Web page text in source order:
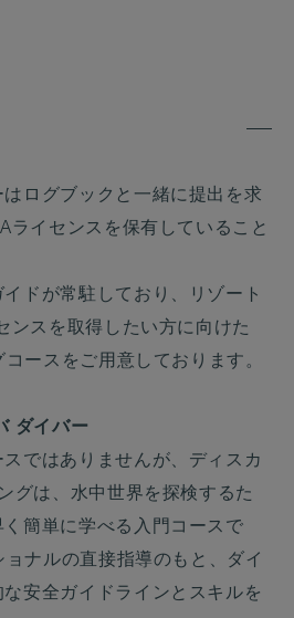
ログブックと一緒に提出を求
ライセンスを保有していること
ドが常駐しており、リゾート
ンスを取得したい方に向けた
ースをご用意しております。
ダイバー
ではありませんが、ディスカ
グは、水中世界を探検するた
簡単に学べる入門コースで
ナルの直接指導のもと、ダイ
安全ガイドラインとスキルを